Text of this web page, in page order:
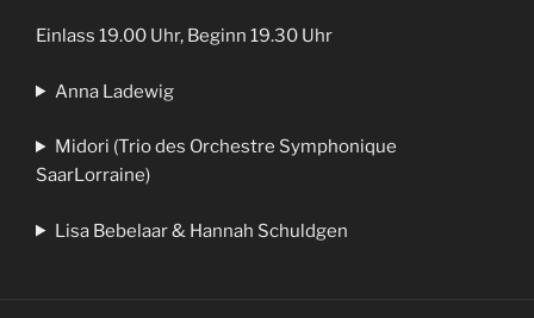
Einlass 19.00 Uhr, Beginn 19.30 Uhr
Anna Ladewig
Midori (Trio des Orchestre Symphonique
SaarLorraine)
Lisa Bebelaar & Hannah Schuldgen